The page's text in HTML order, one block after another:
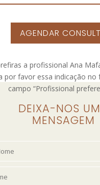
AGENDAR
a profissional Ana
por favor essa indicação no
campo “Profissional
DEIXA-NOS
MENSAGEM